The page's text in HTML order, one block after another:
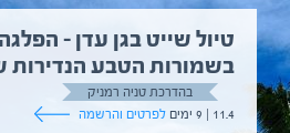
טיול שייט בגן עדן –
בשמורות הטבע הנדירות
בהדרכת טניה רמניק
11.4 | 9 ימים
לפרטים והרשמה